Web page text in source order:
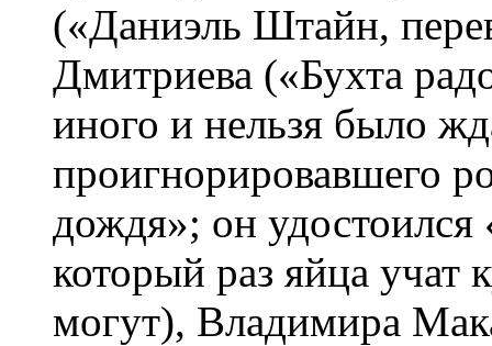
(«Даниэль Штайн,
Дмитриева («Бухта
иного и нельзя было
проигнорировавшего
дождя»; он удостоился
который раз яйца учат
могут), Владимира